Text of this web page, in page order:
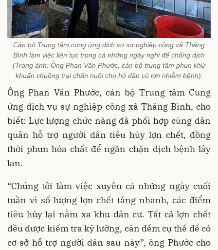
Cán bộ Trung tâm cung ứng dịch vụ sự nghiệp công xã Thăng
Bình làm việc liên tục trong cả những ngày nghỉ để chống dịch
(Trong ảnh: Ông Phan Văn Phước, cán bộ trung tâm phun khử
khuẩn chuồng trại chăn nuôi cho hộ dân có lợn nhiễm bệnh).
Ông Phan Văn Phước, cán bộ Trung tâm Cung
ứng dịch vụ sự nghiệp công xã Thăng Bình, cho
biết: Lực lượng chức năng đã phối hợp cùng dân
quân hỗ trợ người dân tiêu hủy lợn chết, đồng
thời phun hóa chất để ngăn chặn dịch bệnh lây
lan.
“Chúng tôi làm việc xuyên cả những ngày cuối
tuần vì số lượng lợn chết tăng nhanh, các điểm
tiêu hủy lại nằm xa khu dân cư. Tất cả lợn chết
đều được kiểm tra kỹ lưỡng, cân đếm cụ thể để có
cơ sở hỗ trợ người dân sau này”, ông Phước cho